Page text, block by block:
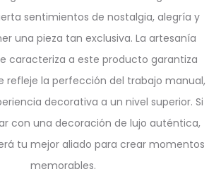
sentimientos de nostalgia, alegría y
una pieza tan exclusiva. La artesanía
caracteriza a este producto garantiza
refleje la perfección del trabajo manual,
decorativa a un nivel superior. Si
con una decoración de lujo auténtica,
tu mejor aliado para crear momentos
memorables.